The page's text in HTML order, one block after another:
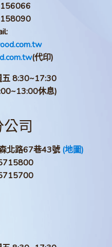
(代印)
五 8:30~17:30
休息)
司
北路67巷43號(地圖)